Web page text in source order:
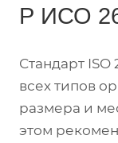
Р ИСО
Стандарт ISO
всех типов
размера и
этом